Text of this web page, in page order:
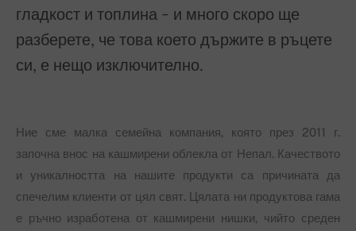
гладкост и топлина - и много скоро ще
разберете, че това което държите в ръцете
си, е нещо изключително.
Ние сме малка семейна компания, която през 2011 г.
започна внос на кашмирени облекла от Непал. Качеството
и уникалността на нашите продукти са причината да
спечелим клиенти от цял свят. Цялата ни продуктова гама
е ръчно изработена от кашмирени нишки, чийто среден